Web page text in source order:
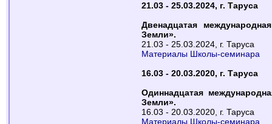
21.03 - 25.03.2024, г. Таруса
Двенадцатая
Земли».
21.03 - 25.03.2024, г. Таруса
Материалы Школы-семинара
16.03 - 20.03.2020, г. Таруса
Одиннадцатая
Земли».
16.03 - 20.03.2020, г. Таруса
Материалы Школы-семинара